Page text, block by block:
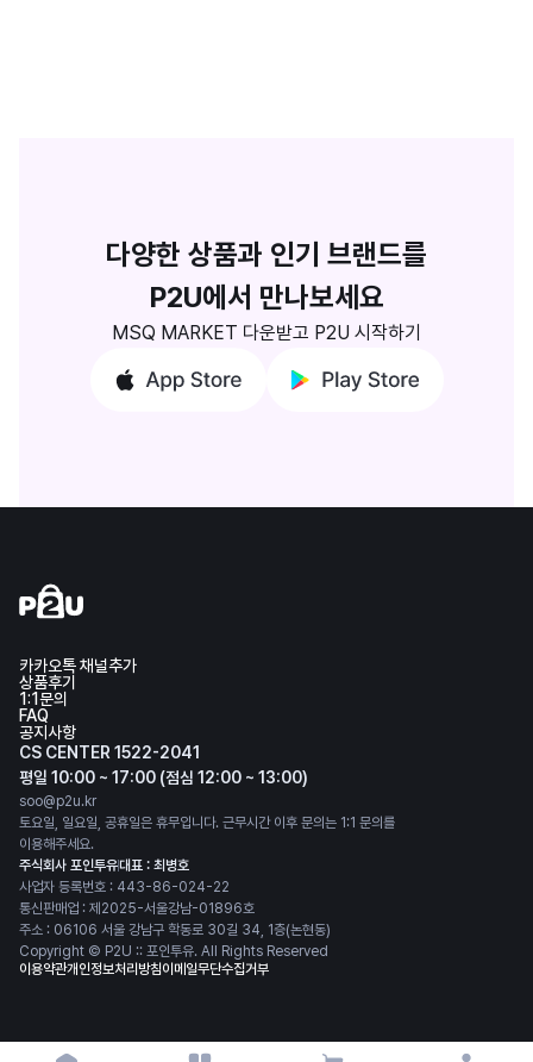
카카오톡 채널추가
상품후기
1:1문의
FAQ
공지사항
CS CENTER 1522-2041
평일 10:00 ~ 17:00 (점심 12:00 ~ 13:00)
soo@p2u.kr
토요일, 일요일, 공휴일은 휴무입니다. 근무시간 이후 문의는 1:1 문의를
이용해주세요.
주식회사 포인투유대표 : 최병호
사업자 등록번호 : 443-86-024-22
통신판매업 : 제2025-서울강남-01896호
주소 : 06106 서울 강남구 학동로 30길 34, 1층(논현동)
Copyright © P2U :: 포인투유. All Rights Reserved
이용약관개인정보처리방침이메일무단수집거부